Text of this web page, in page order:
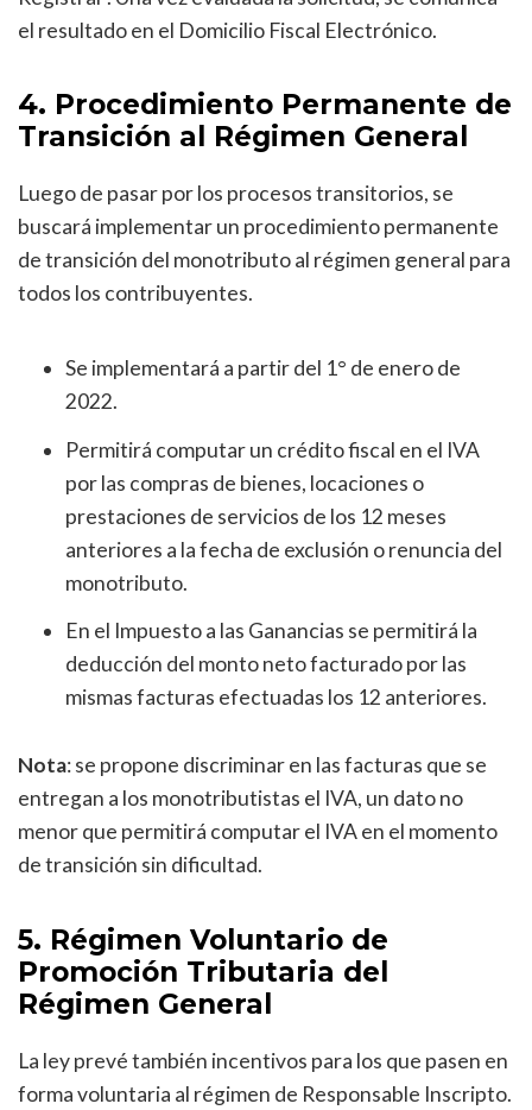
el resultado en el Domicilio Fiscal Electrónico.
4. Procedimiento Permanente de
Transición al Régimen General
Luego de pasar por los procesos transitorios, se
buscará implementar un procedimiento permanente
de transición del monotributo al régimen general para
todos los contribuyentes.
Se implementará a partir del 1° de enero de
2022.
Permitirá computar un crédito fiscal en el IVA
por las compras de bienes, locaciones o
prestaciones de servicios de los 12 meses
anteriores a la fecha de exclusión o renuncia del
monotributo.
En el Impuesto a las Ganancias se permitirá la
deducción del monto neto facturado por las
mismas facturas efectuadas los 12 anteriores.
Nota: se propone discriminar en las facturas que se
entregan a los monotributistas el IVA, un dato no
menor que permitirá computar el IVA en el momento
de transición sin dificultad.
5. Régimen Voluntario de
Promoción Tributaria del
Régimen General
La ley prevé también incentivos para los que pasen en
forma voluntaria al régimen de Responsable Inscripto.